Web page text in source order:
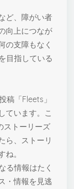
ど、障がい者
向上につなが
の支障もなく
目指している
稿「Fleets」
ています。こ
ストーリーズ
ら、ストーリ
。
る情報はたく
・情報を見逃